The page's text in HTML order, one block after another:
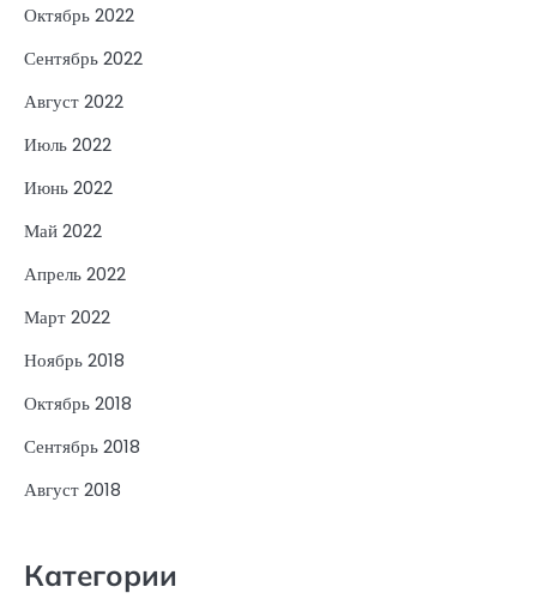
Октябрь 2022
Сентябрь 2022
Август 2022
Июль 2022
Июнь 2022
Май 2022
Апрель 2022
Март 2022
Ноябрь 2018
Октябрь 2018
Сентябрь 2018
Август 2018
Категории